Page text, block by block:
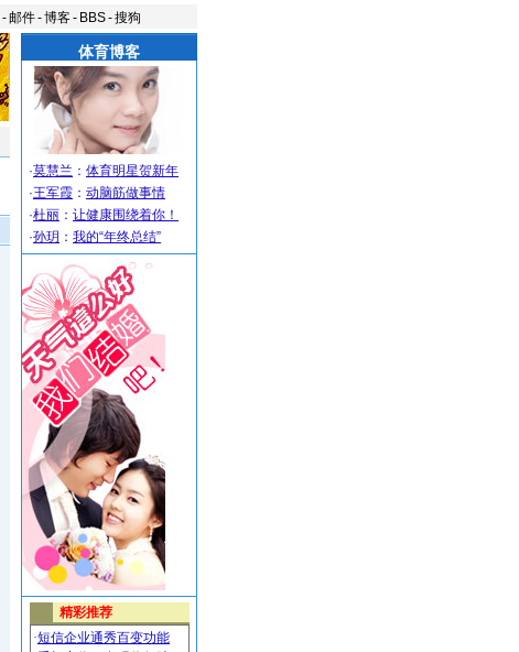
-邮件-博客- BBS-搜狗
体育博客
·莫慧兰 ： 体育明星贺新年
·王军霞 ： 动脑筋做事情
·杜丽 ： 让健康围绕着你！
·孙玥 ： 我的“年终总结”